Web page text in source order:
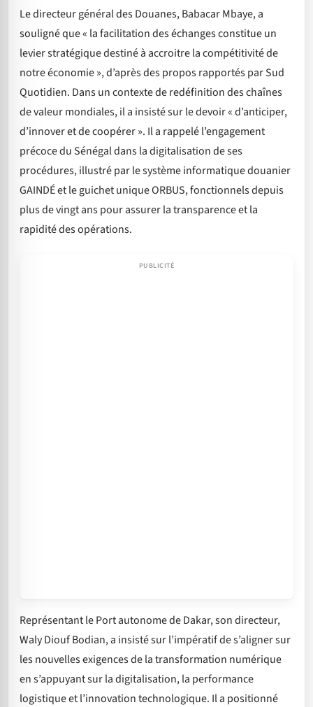
Le directeur général des Douanes, Babacar Mbaye, a
souligné que « la facilitation des échanges constitue un
levier stratégique destiné à accroitre la compétitivité de
notre économie », d’après des propos rapportés par Sud
Quotidien. Dans un contexte de redéfinition des chaînes
de valeur mondiales, il a insisté sur le devoir « d’anticiper,
d’innover et de coopérer ». Il a rappelé l’engagement
précoce du Sénégal dans la digitalisation de ses
procédures, illustré par le système informatique douanier
GAINDÉ et le guichet unique ORBUS, fonctionnels depuis
plus de vingt ans pour assurer la transparence et la
rapidité des opérations.
Représentant le Port autonome de Dakar, son directeur,
Waly Diouf Bodian, a insisté sur l’impératif de s’aligner sur
les nouvelles exigences de la transformation numérique
en s’appuyant sur la digitalisation, la performance
logistique et l’innovation technologique. Il a positionné